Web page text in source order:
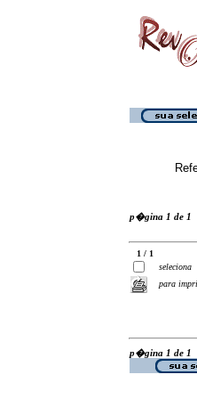
p�gina 1 de 1
1 / 1
seleciona
para
p�gina 1 de 1